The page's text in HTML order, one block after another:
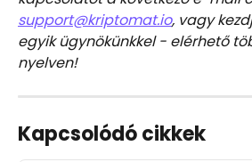
support@kriptomat.io, vagy
egyik ügynökünkkel - elérhető
nyelven!
Kapcsolódó cikkek